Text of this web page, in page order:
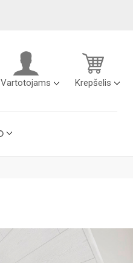
Vartotojams Krepšelis